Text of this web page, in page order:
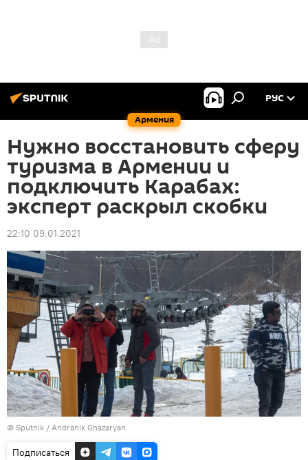
Армения
РУС
Нужно восстановить сферу
туризма в Армении и
подключить Карабах:
эксперт раскрыл скобки
22:10 09.01.2021
© Sputnik / Andranik Ghazaryan
Подписаться